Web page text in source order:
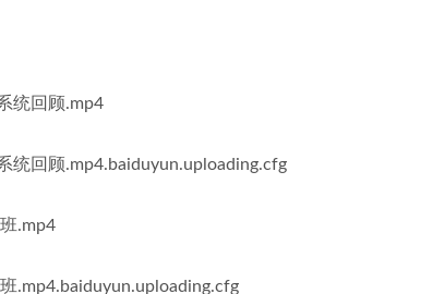
统回顾.mp4
统回顾.mp4.baiduyun.uploading.cfg
.mp4
.mp4.baiduyun.uploading.cfg